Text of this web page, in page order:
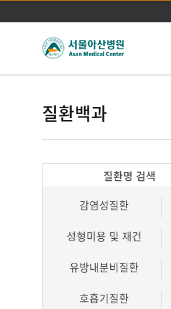
질환백과
질환명 검색
감염성질환
성형미용 및 재건
유방내분비질환
호흡기질환